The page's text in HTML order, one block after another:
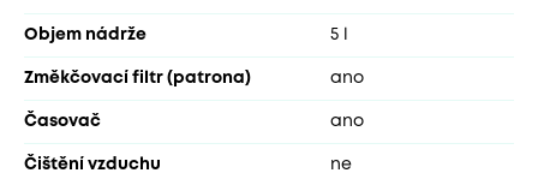
Objem nádrže 5 l
Změkčovací filtr (patrona) ano
Časovač ano
Čištění vzduchu ne